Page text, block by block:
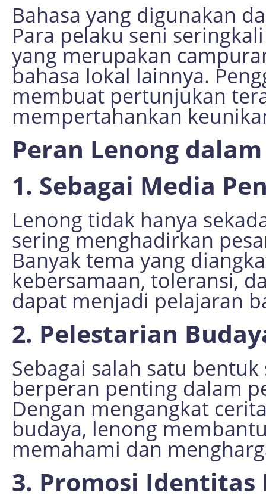
Bahasa yang digunakan
Para pelaku seni
yang merupakan
bahasa lokal lainnya.
membuat pertunjukan
mempertahankan
Peran Lenong
1. Sebagai Media
Lenong tidak hanya
sering menghadirkan
Banyak tema yang
kebersamaan, toleransi,
dapat menjadi pelajaran
2. Pelestarian
Sebagai salah satu
berperan penting dalam
Dengan mengangkat
budaya, lenong
memahami dan
3. Promosi Identitas